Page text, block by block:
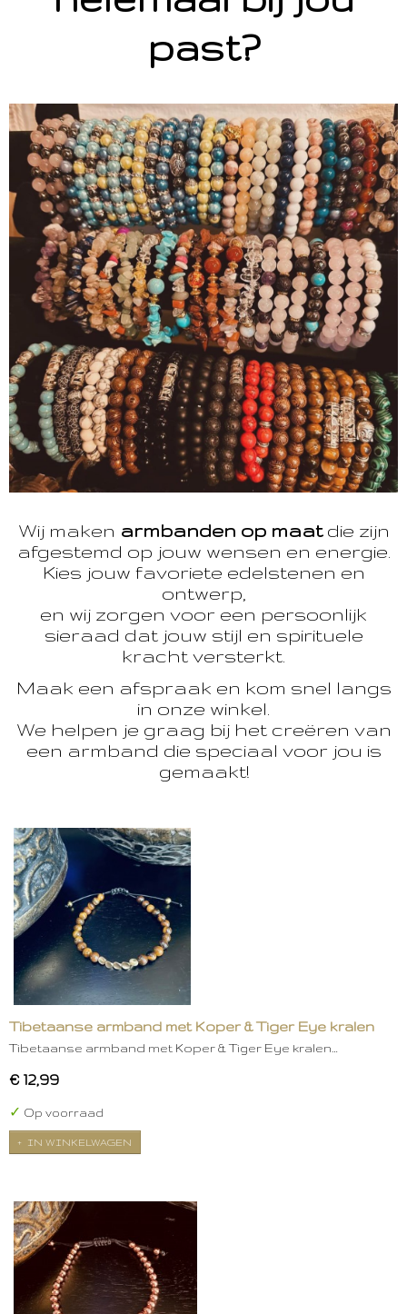
past?
Wij maken armbanden op maatdie zijn
afgestemd op jouw wensen en energie.
Kies jouw favoriete edelstenen en
ontwerp,
en wij zorgen voor een persoonlijk
sieraad dat jouw stijl en spirituele
kracht versterkt.
Maak een afspraak en kom snel langs
in onze winkel.
We helpen je graag bij het creëren van
een armband die speciaal voor jou is
gemaakt!
Tibetaanse armband met Koper & Tiger Eye kralen
Tibetaanse armband met Koper & Tiger Eye kralen…
€ 12,99
✓ Op voorraad
IN WINKELWAGEN